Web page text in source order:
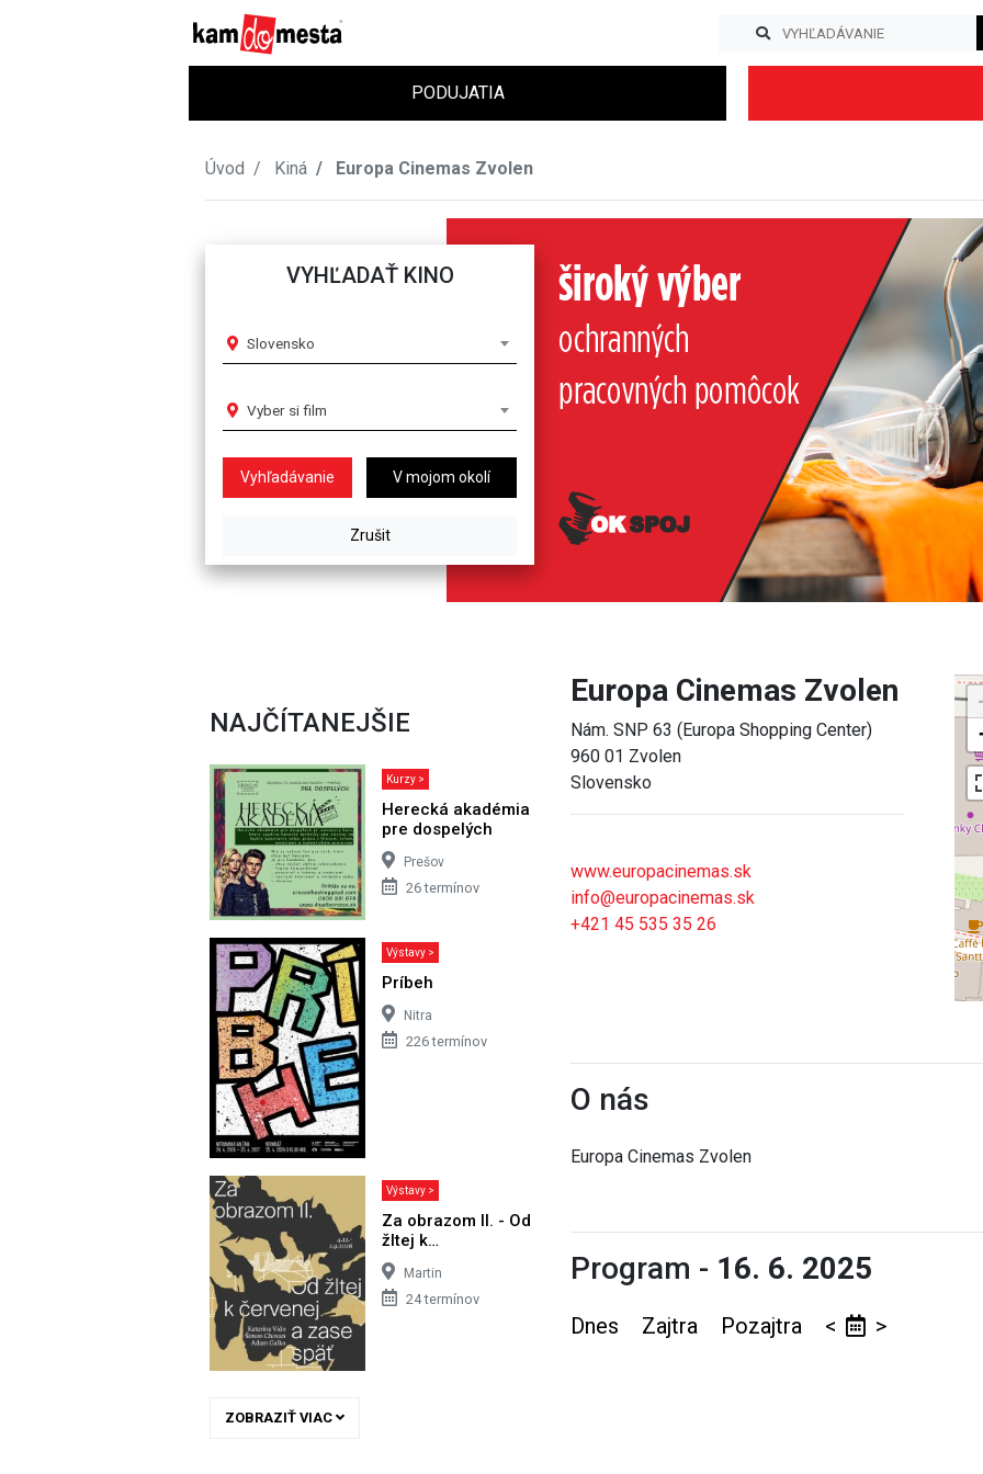
PODUJATIA
Úvod Kiná Europa Cinemas Zvolen
VYHĽADAŤ KINO
Slovensko
Vyber si film
V mojom okolí
NAJČÍTANEJŠIE
Kurzy >
Herecká akadémia
pre dospelých
Prešov
26 termínov
Výstavy >
Príbeh
Nitra
226 termínov
Výstavy >
Za obrazom II. - Od
žltej k…
Martin
24 termínov
ZOBRAZIŤ VIAC
Europa Cinemas Zvolen
Nám. SNP 63 (Europa Shopping Center)
960 01 Zvolen
Slovensko
www.europacinemas.sk
info@europacinemas.sk
+421 45 535 35 26
O nás
Europa Cinemas Zvolen
Program - 16. 6. 2025
Dnes Zajtra Pozajtra < >